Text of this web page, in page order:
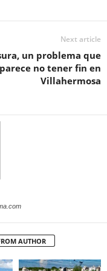
Next article
un problema que
parece no tener fin en
Villahermosa
AUTHOR